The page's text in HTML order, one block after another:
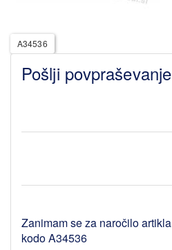
A34536
Pošlji povpraševanje